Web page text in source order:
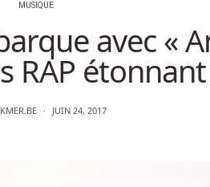
MUSIQUE
avec «
RAP étonnant
JUIN 24, 2017